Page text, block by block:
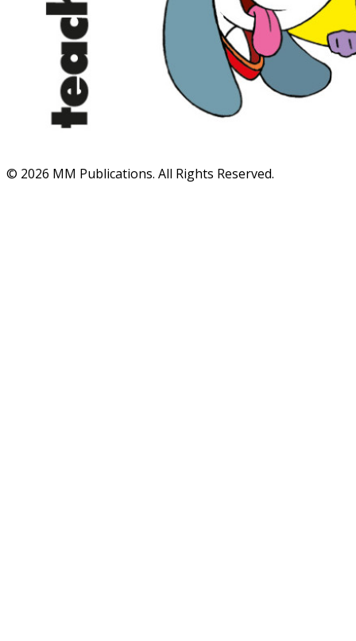
© 2026 MM Publications. All Rights Reserved.